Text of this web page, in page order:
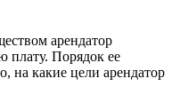
арендатор
плату. Порядок ее
на какие цели арендатор